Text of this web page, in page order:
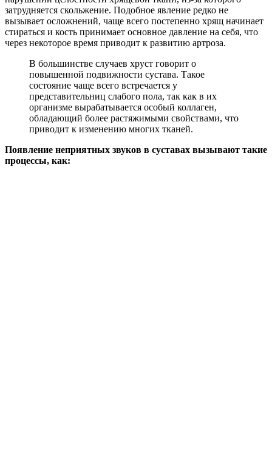
затрудняется скольжение. Подобное явление редко не
вызывает осложнений, чаще всего постепенно хрящ начинает
стираться и кость принимает основное давление на себя, что
через некоторое время приводит к развитию артроза.
В большинстве случаев хруст говорит о
повышенной подвижности сустава. Такое
состояние чаще всего встречается у
представительниц слабого пола, так как в их
организме вырабатывается особый коллаген,
обладающий более растяжимыми свойствами, что
приводит к изменению многих тканей.
Появление неприятных звуков в суставах вызывают такие
процессы, как: